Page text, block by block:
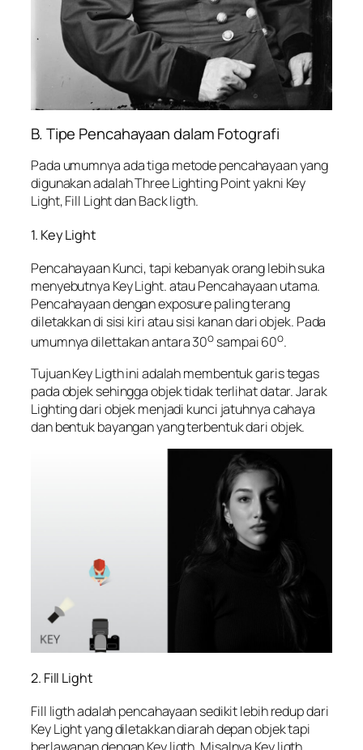
B. Tipe Pencahayaan dalam Fotografi
Pada umumnya ada tiga metode pencahayaan yang
digunakan adalah Three Lighting Point yakni Key
Light, Fill Light dan Back ligth.
1. Key Light
Pencahayaan Kunci, tapi kebanyak orang lebih suka
menyebutnya Key Light. atau Pencahayaan utama.
Pencahayaan dengan exposure paling terang
diletakkan di sisi kiri atau sisi kanan dari objek. Pada
umumnya dilettakan antara 30o sampai 60o.
Tujuan Key Ligth ini adalah membentuk garis tegas
pada objek sehingga objek tidak terlihat datar. Jarak
Lighting dari objek menjadi kunci jatuhnya cahaya
dan bentuk bayangan yang terbentuk dari objek.
2. Fill Light
Fill ligth adalah pencahayaan sedikit lebih redup dari
Key Light yang diletakkan diarah depan objek tapi